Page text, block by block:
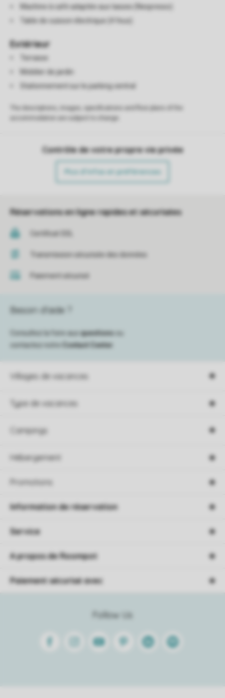
Machine à café adaptée aux tasses (Nespresso)
Table de cuisson électrique (4 feux)
Extérieur
Terrasse
Mobilier de jardin
Stationnement sur le parking central
Contrôle de votre propre vie privée
Plus d’infos et préférences
Réservations en ligne rapides et sécurisées
Certificat SSL
Transmission sécurisée des données
Paiement sécurisé
Villages de vacances
Type de vacances
Campings
Hébergement
Promotions
Besoin d’aide ?
Consultez la foire aux questions
contactez notre
Contact Center
Follow Us
FacebookInstagramYoutube PinterestLinkedinSpotify
Information de réservation
Service
A propos de Roompot
Paiement sécurisé avec